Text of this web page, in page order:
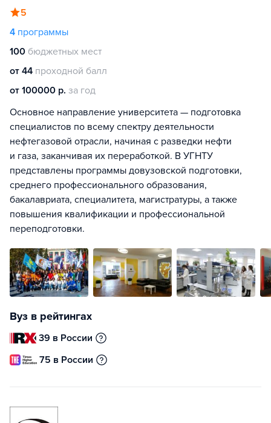
5
4 программы
100 бюджетных мест
от 44 проходной балл
от 100000 р. за год
Основное направление университета — подготовка
специалистов по всему спектру деятельности
нефтегазовой отрасли, начиная с разведки нефти
и газа, заканчивая их переработкой. В УГНТУ
представлены программы довузовской подготовки,
среднего профессионального образования,
бакалавриата, специалитета, магистратуры, а также
повышения квалификации и профессиональной
переподготовки.
Вуз в рейтингах
39 в России
75 в России